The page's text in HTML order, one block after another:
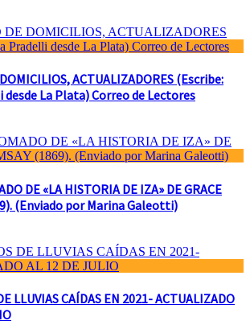
ACTUALIZADORES (Escribe:
La Plata) Correo de Lectores
DE «LA HISTORIA DE IZA» DE GRACE
(Enviado por Marina Galeotti)
LLUVIAS CAÍDAS EN 2021- ACTUALIZADO